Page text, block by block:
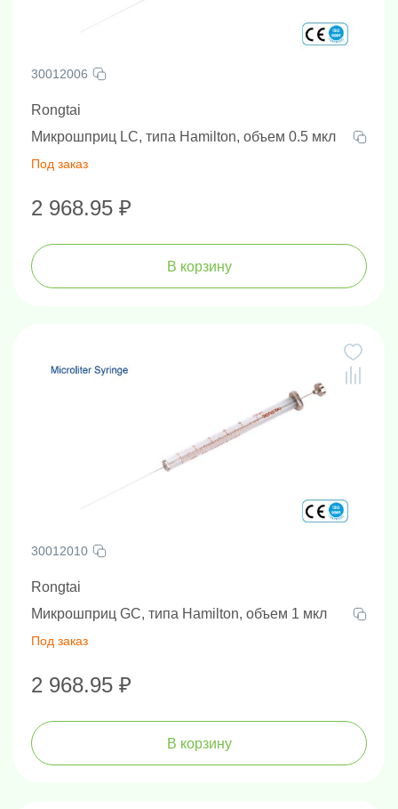
30012006
Rongtai
Микрошприц LC, типа Hamilton, объем 0.5 мкл
Под заказ
2 968.95 ₽
В корзину
30012010
Rongtai
Микрошприц GC, типа Hamilton, объем 1 мкл
Под заказ
2 968.95 ₽
В корзину